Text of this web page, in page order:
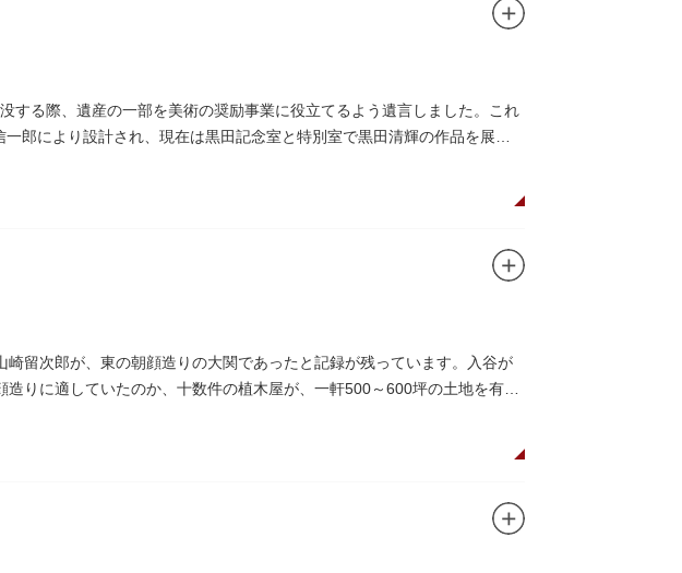
する際、遺産の一部を美術の奨励事業に役立てるよう遺言しました。これ
郎により設計され、現在は黒田記念室と特別室で黒田清輝の作品を展示
留次郎が、東の朝顔造りの大関であったと記録が残っています。入谷が
りに適していたのか、十数件の植木屋が、一軒500～600坪の土地を有